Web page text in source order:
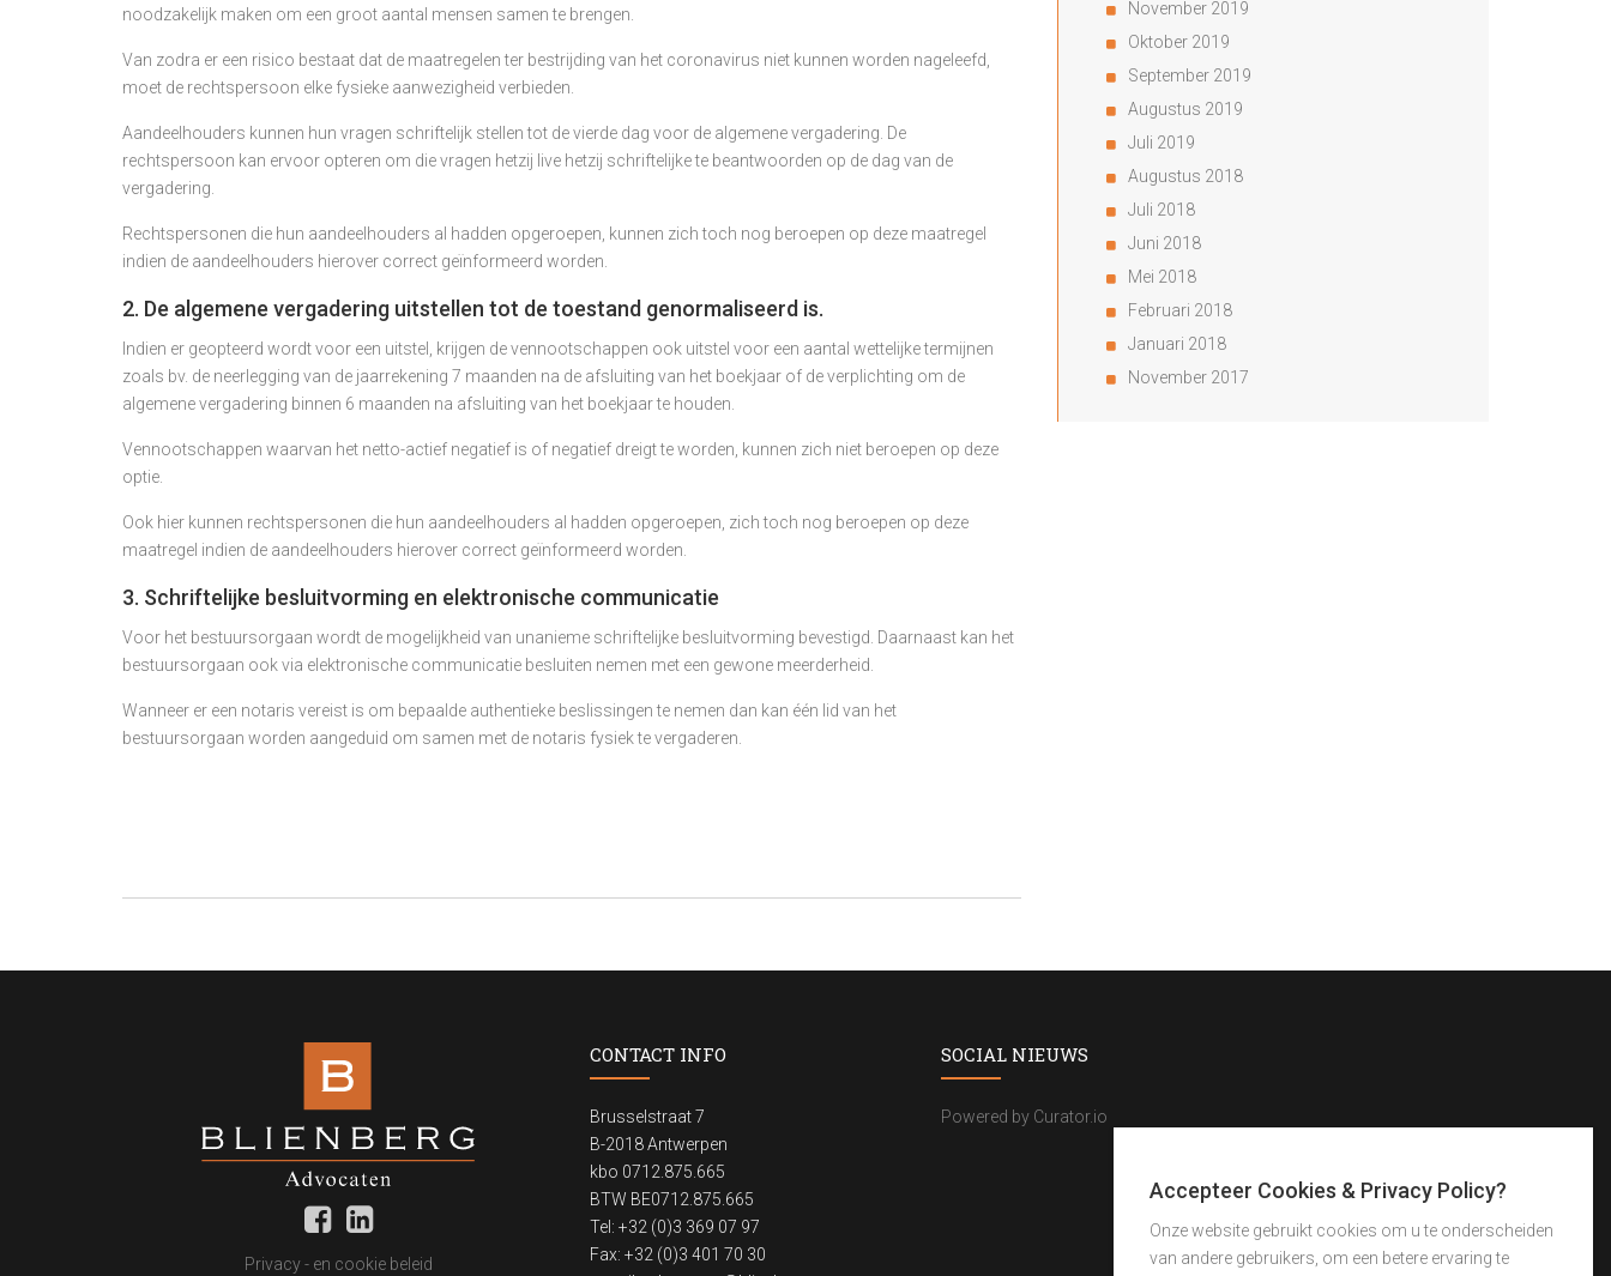
noodzakelijk maken om een groot aantal mensen samen te brengen.
Van zodra er een risico bestaat dat de maatregelen ter bestrijding van het coronavirus niet kunnen worden nageleefd,
moet de rechtspersoon elke fysieke aanwezigheid verbieden.
Aandeelhouders kunnen hun vragen schriftelijk stellen tot de vierde dag voor de algemene vergadering. De
rechtspersoon kan ervoor opteren om die vragen hetzij live hetzij schriftelijke te beantwoorden op de dag van de
vergadering.
Rechtspersonen die hun aandeelhouders al hadden opgeroepen, kunnen zich toch nog beroepen op deze maatregel
indien de aandeelhouders hierover correct geïnformeerd worden.
2. De algemene vergadering uitstellen tot de toestand genormaliseerd is.
Indien er geopteerd wordt voor een uitstel, krijgen de vennootschappen ook uitstel voor een aantal wettelijke termijnen
zoals bv. de neerlegging van de jaarrekening 7 maanden na de afsluiting van het boekjaar of de verplichting om de
algemene vergadering binnen 6 maanden na afsluiting van het boekjaar te houden.
Vennootschappen waarvan het netto-actief negatief is of negatief dreigt te worden, kunnen zich niet beroepen op deze
optie.
Ook hier kunnen rechtspersonen die hun aandeelhouders al hadden opgeroepen, zich toch nog beroepen op deze
maatregel indien de aandeelhouders hierover correct geïnformeerd worden.
3. Schriftelijke besluitvorming en elektronische communicatie
Voor het bestuursorgaan wordt de mogelijkheid van unanieme schriftelijke besluitvorming bevestigd. Daarnaast kan het
bestuursorgaan ook via elektronische communicatie besluiten nemen met een gewone meerderheid.
Wanneer er een notaris vereist is om bepaalde authentieke beslissingen te nemen dan kan één lid van het
bestuursorgaan worden aangeduid om samen met de notaris fysiek te vergaderen.
November 2019
Oktober 2019
September 2019
Augustus 2019
Juli 2019
Augustus 2018
Juli 2018
Juni 2018
Mei 2018
Februari 2018
Januari 2018
November 2017
Privacy - en cookie beleid
CONTACT INFO
Brusselstraat 7
B-2018 Antwerpen
kbo 0712.875.665
BTW BE0712.875.665
Tel: +32 (0)3 369 07 97
Fax: +32 (0)3 401 70 30
SOCIAL NIEUWS
Powered by Curator.io
Accepteer Cookies & Privacy Policy?
Onze website gebruikt cookies om u te onderscheiden
van andere gebruikers, om een betere ervaring te